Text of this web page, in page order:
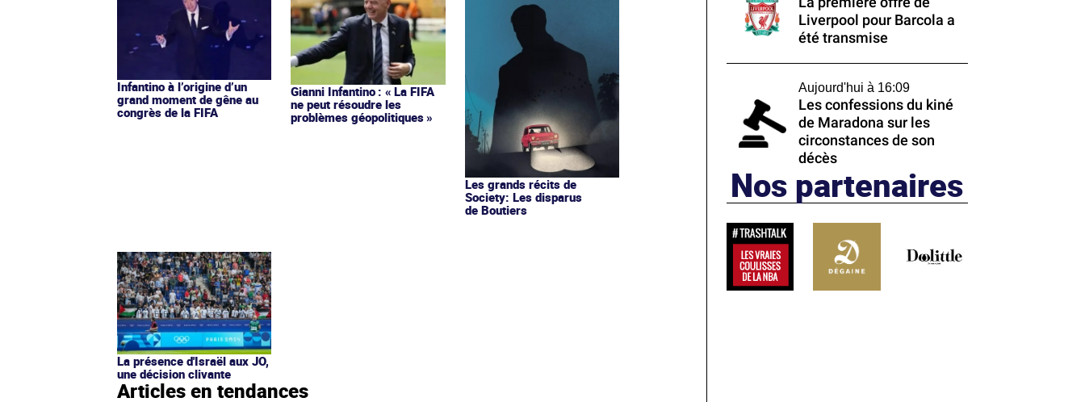
Infantino à l’origine d’un
grand moment de gêne au
congrès de la FIFA
Gianni Infantino : « La FIFA
ne peut résoudre les
problèmes géopolitiques »
Les grands récits de
Society: Les disparus
de Boutiers
La présence d'Israël aux JO,
une décision clivante
Articles en tendances
Liverpool pour Barcola a
été transmise
Aujourd'hui à 16:09
Les confessions du kiné
de Maradona sur les
circonstances de son
décès
Nos partenaires